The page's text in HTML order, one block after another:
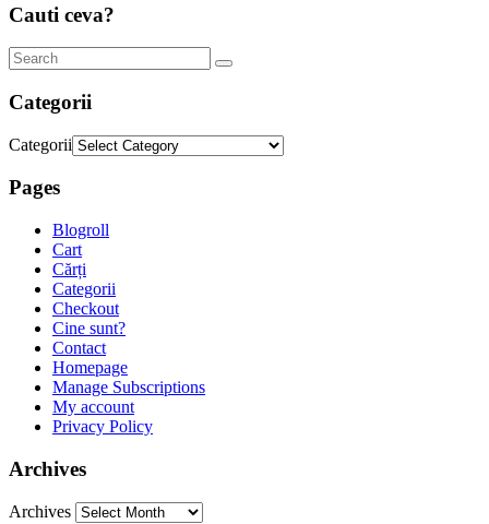
Cauti ceva?
Categorii
Categorii
Pages
Blogroll
Cart
Cărți
Categorii
Checkout
Cine sunt?
Contact
Homepage
Manage Subscriptions
My account
Privacy Policy
Archives
Archives